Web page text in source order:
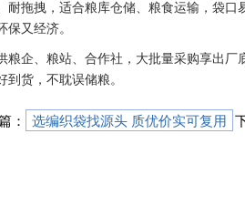
耐拖拽，适合粮库仓储、粮食运输，袋
保又经济。
粮企、粮站、合作社，大批量采购享出
到货，不耽误储粮。
： 选编织袋找源头 质优价实可复用